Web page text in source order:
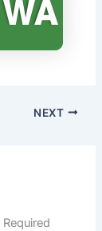
NEXT
Required